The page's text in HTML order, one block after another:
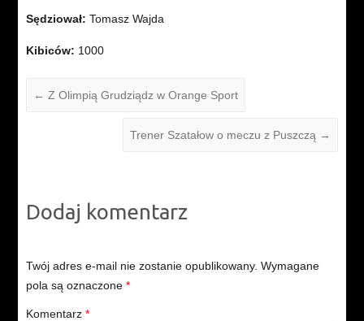
Sędziował: Tomasz Wajda
Kibiców: 1000
← Z Olimpią Grudziądz w Orange Sport
Trener Szatałow o meczu z Puszczą →
Dodaj komentarz
Twój adres e-mail nie zostanie opublikowany. Wymagane
pola są oznaczone *
Komentarz *